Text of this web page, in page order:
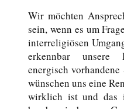
Wir möchten
sein, wenn es um
interreligiösen
erkennbar unsere
energisch
wünschen uns eine
wirklich ist und das